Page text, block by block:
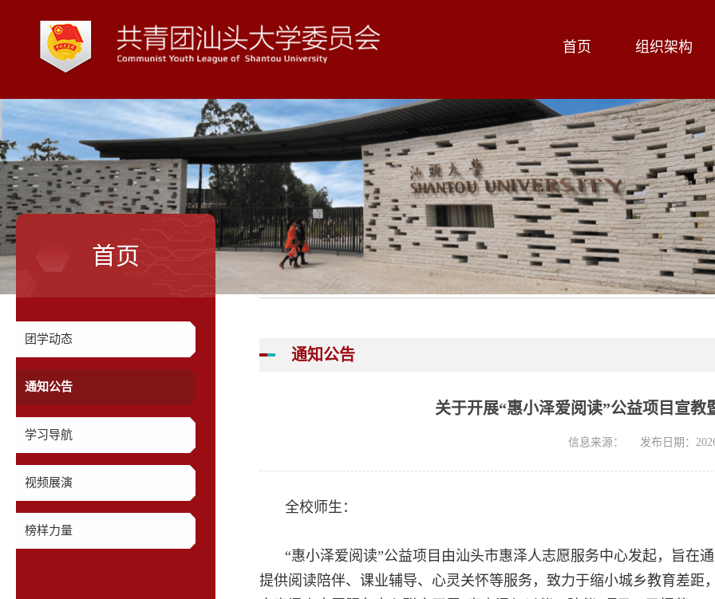
首页 组织架构
首页
团学动态
通知公告
学习导航
视频展演
榜样力量
通知公告
关于开展“惠小泽爱阅读”公益项目宣教
信息来源： 发布日期：
全校师生：
“惠小泽爱阅读”公益项目由汕头市惠泽人志愿服务中心发起，旨在
提供阅读陪伴、课业辅导、心灵关怀等服务，致力于缩小城乡教育差距